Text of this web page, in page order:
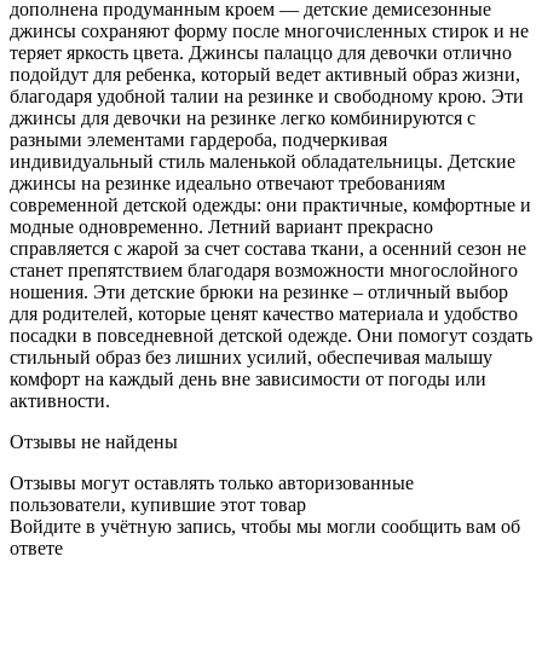
дополнена продуманным кроем — детские демисезонные
джинсы сохраняют форму после многочисленных стирок и не
теряет яркость цвета. Джинсы палаццо для девочки отлично
подойдут для ребенка, который ведет активный образ жизни,
благодаря удобной талии на резинке и свободному крою. Эти
джинсы для девочки на резинке легко комбинируются с
разными элементами гардероба, подчеркивая
индивидуальный стиль маленькой обладательницы. Детские
джинсы на резинке идеально отвечают требованиям
современной детской одежды: они практичные, комфортные и
модные одновременно. Летний вариант прекрасно
справляется с жарой за счет состава ткани, а осенний сезон не
станет препятствием благодаря возможности многослойного
ношения. Эти детские брюки на резинке – отличный выбор
для родителей, которые ценят качество материала и удобство
посадки в повседневной детской одежде. Они помогут создать
стильный образ без лишних усилий, обеспечивая малышу
комфорт на каждый день вне зависимости от погоды или
активности.
Отзывы не найдены
Отзывы могут оставлять только авторизованные
пользователи, купившие этот товар
Войдите в учётную запись, чтобы мы могли сообщить вам об
ответе